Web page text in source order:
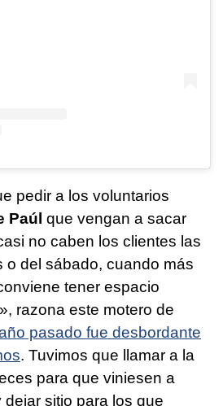
pedir a los voluntarios
Paúl que vengan a sacar
no caben los clientes las
o del sábado, cuando más
tener espacio
razona este motero de
pasado fue desbordante
. Tuvimos que llamar a la
para que viniesen a
dejar sitio para los que